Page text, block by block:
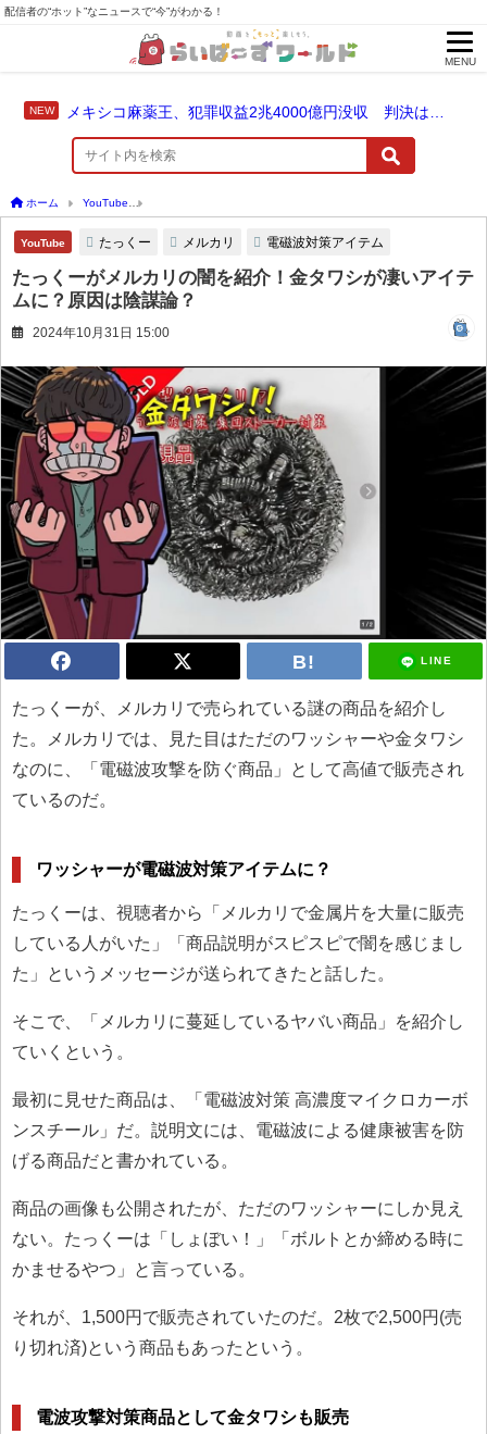
配信者の“ホット”なニュースで“今”がわかる！
MENU
ホーム YouTube
YouTube たっくー メルカリ 電磁波対策アイテム
たっくーがメルカリの闇を紹介！金タワシが凄いアイテ
ムに？原因は陰謀論？
2024年10月31日 15:00
LINE
たっくーが、メルカリで売られている謎の商品を紹介し
た。メルカリでは、見た目はただのワッシャーや金タワシ
なのに、「電磁波攻撃を防ぐ商品」として高値で販売され
ているのだ。
ワッシャーが電磁波対策アイテムに？
たっくーは、視聴者から「メルカリで金属片を大量に販売
している人がいた」「商品説明がスピスピで闇を感じまし
た」というメッセージが送られてきたと話した。
そこで、「メルカリに蔓延しているヤバい商品」を紹介し
ていくという。
最初に見せた商品は、「電磁波対策 高濃度マイクロカーボ
ンスチール」だ。説明文には、電磁波による健康被害を防
げる商品だと書かれている。
商品の画像も公開されたが、ただのワッシャーにしか見え
ない。たっくーは「しょぼい！」「ボルトとか締める時に
かませるやつ」と言っている。
それが、1,500円で販売されていたのだ。2枚で2,500円(売
り切れ済)という商品もあったという。
電波攻撃対策商品として金タワシも販売